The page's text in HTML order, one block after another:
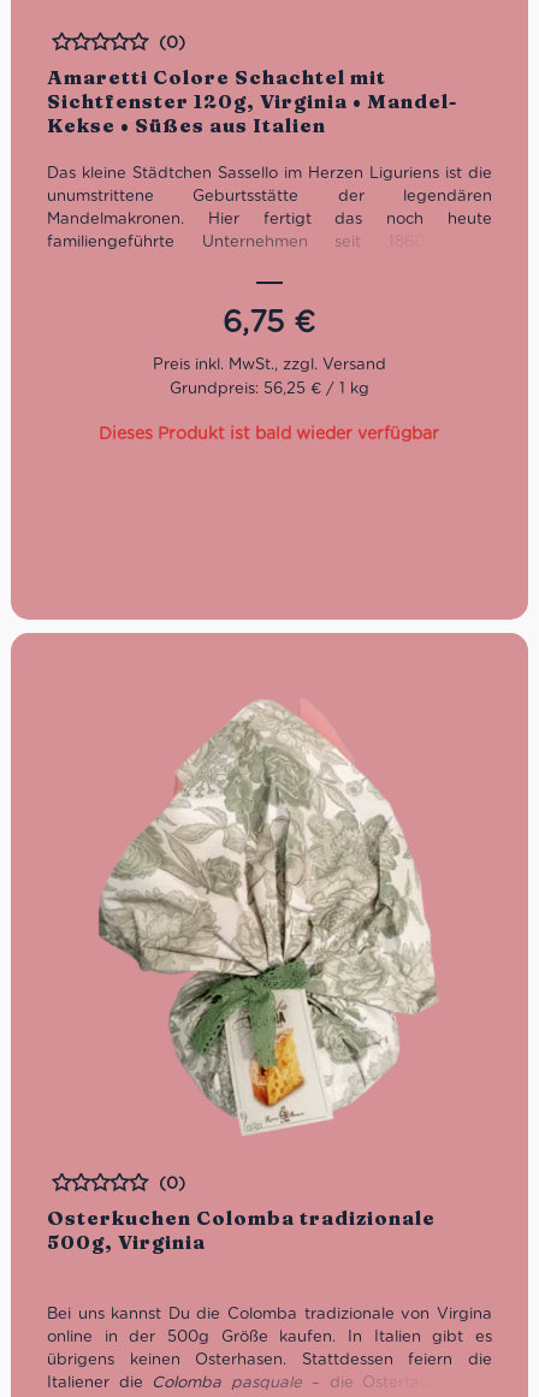
Amaretti Colore Schachtel mit
Sichtfenster 120g, Virginia • Mandel-
Kekse • Süßes aus Italien
Bewertet
(0)
Das kleine Städtchen Sassello im Herzen Liguriens ist die
unumstrittene Geburtsstätte der legendären
Mandelmakronen. Hier fertigt das noch heute
familiengeführte Unternehmen seit 1860 seine
all‘italiana einfach dazu gehören. Diese weichen Amaretti
Colore werden einzeln von Hand verpackt. Trotz der
unterschiedlichen bunten Verpackung haben alle den
gleichen, hervorragenden Geschmack und eignen sich
ideal zum Abschluss einer Mahlzeit. Glutenfrei. In der
120g Schachtel erhältlich.
6,75 €
Grundpreis: 56,25 € / 1 kg
Dieses Produkt ist bald wieder verfügbar
Osterkuchen Colomba tradizionale
500g, Virginia
Bewertet
(0)
Bei uns kannst Du die Colomba tradizionale von Virgina
online in der 500g Größe kaufen. In Italien gibt es
übrigens keinen Osterhasen. Stattdessen feiern die
Italiener die
Colomba pasquale – die Ostertaube. Das